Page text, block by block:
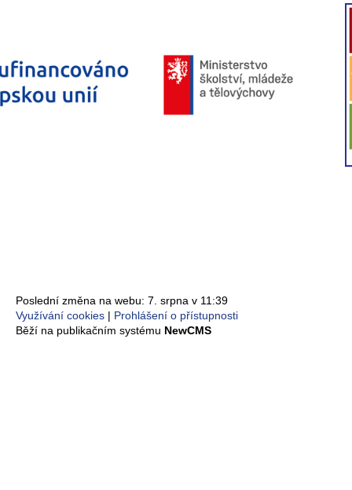
Poslední změna na webu: 7. srpna v 11:39
Využívání cookies
Prohlášení o přístupnosti
Běží na publikačním systému NewCMS